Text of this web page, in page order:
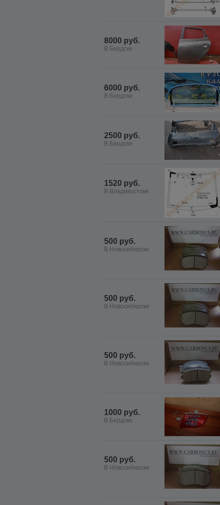
8000 руб.
В Бердске
6000 руб.
В Бердске
2500 руб.
В Бердске
1520 руб.
В Владивостоке
500 руб.
В Новосибирске
500 руб.
В Новосибирске
500 руб.
В Новосибирске
1000 руб.
В Бердске
500 руб.
В Новосибирске